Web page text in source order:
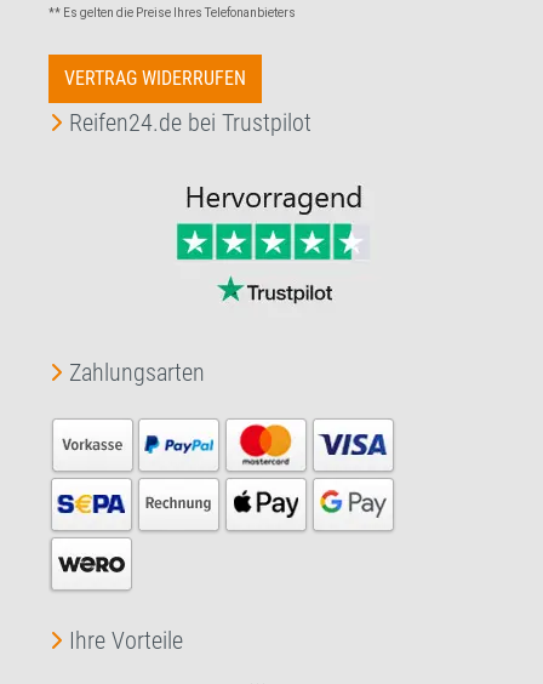
** Es gelten die Preise Ihres Telefonanbieters
VERTRAG WIDERRUFEN
Reifen24.de bei Trustpilot
Zahlungsarten
Ihre Vorteile